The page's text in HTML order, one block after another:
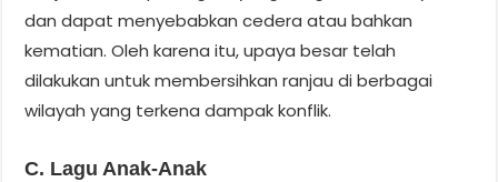
dan dapat menyebabkan cedera atau bahkan
kematian. Oleh karena itu, upaya besar telah
dilakukan untuk membersihkan ranjau di berbagai
wilayah yang terkena dampak konflik.
C. Lagu Anak-Anak